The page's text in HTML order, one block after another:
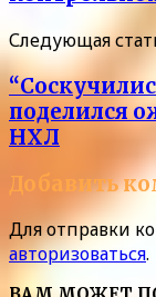
Следующая
поделился
НХЛ
Добавить
Для отправки
авторизоваться.